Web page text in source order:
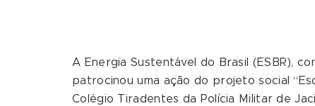
A Energia Sustentável do Brasil (ESBR),
patrocinou uma ação do projeto social
Colégio Tiradentes da Polícia Militar de